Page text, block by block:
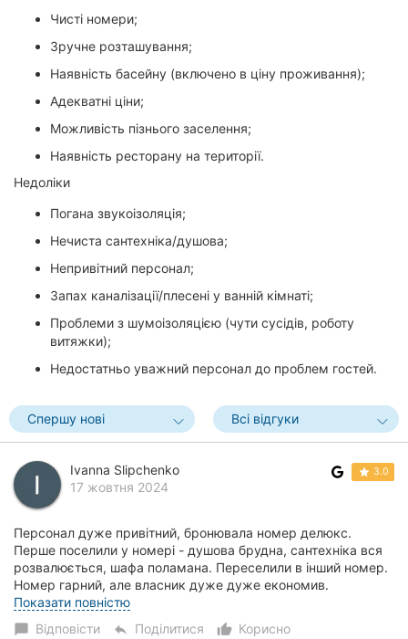
Чисті номери;
Зручне розташування;
Наявність басейну (включено в ціну проживання);
Адекватні ціни;
Можливість пізнього заселення;
Наявність ресторану на території.
Недоліки
Погана звукоізоляція;
Нечиста сантехніка/душова;
Непривітний персонал;
Запах каналізації/плесені у ванній кімнаті;
Проблеми з шумоізоляцією (чути сусідів, роботу
витяжки);
Недостатньо уважний персонал до проблем гостей.
Спершу нові Всі відгуки
Ivanna Slipchenko
17 жовтня 2024
3.0
Персонал дуже привітний, бронювала номер делюкс.
Перше поселили у номері - душова брудна, сантехніка вся
розвалюється, шафа поламана. Переселили в інший номер.
Номер гарний, але власник дуже дуже економив.
Сантехніка брудна, душова брудна. Стіни - як...
Показати повністю
chat_bubble Відповісти reply Поділитися thumb_up_alt
Корисно